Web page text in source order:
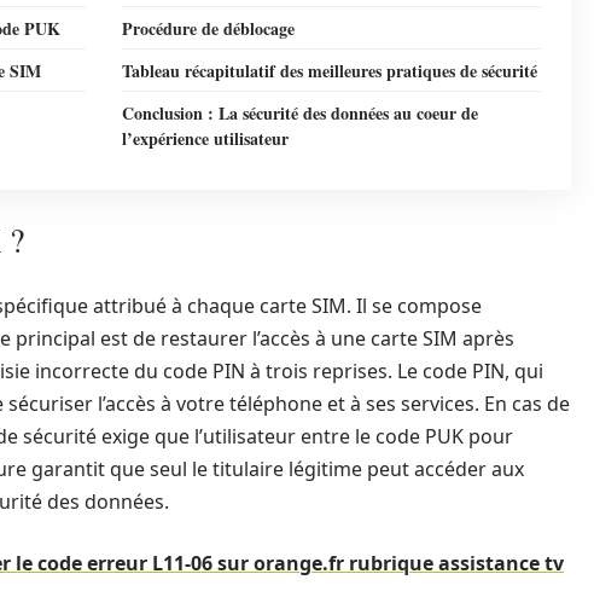
PUK
Procédure de déblocage
SIM
Tableau récapitulatif des meilleures pratiques de sécurité
Conclusion : La sécurité des données au coeur de
l’expérience utilisateur
attribué à chaque carte SIM. Il se compose
est de restaurer l’accès à une carte SIM après
incorrecte du code PIN à trois reprises. Le code PIN, qui
l’accès à votre téléphone et à ses services. En cas de
sécurité exige que l’utilisateur entre le code PUK pour
garantit que seul le titulaire légitime peut accéder aux
des données.
le code erreur L11-06 sur orange.fr rubrique assistance tv